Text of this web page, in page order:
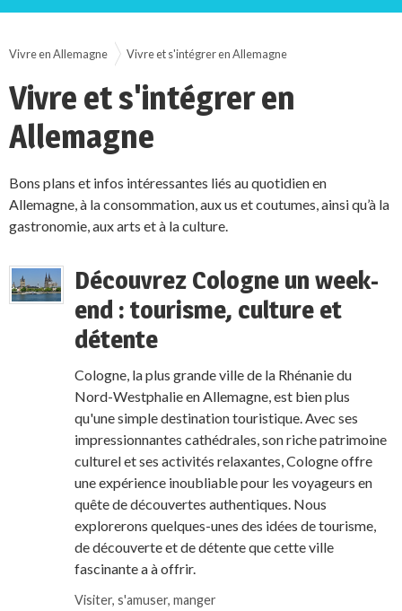
Vivre en Allemagne Vivre et s'intégrer en Allemagne
Vivre et s'intégrer en
Allemagne
Bons plans et infos intéressantes liés au quotidien en
Allemagne, à la consommation, aux us et coutumes, ainsi qu’à la
gastronomie, aux arts et à la culture.
Découvrez Cologne un week-
end : tourisme, culture et
détente
Cologne, la plus grande ville de la Rhénanie du
Nord-Westphalie en Allemagne, est bien plus
qu'une simple destination touristique. Avec ses
impressionnantes cathédrales, son riche patrimoine
culturel et ses activités relaxantes, Cologne offre
une expérience inoubliable pour les voyageurs en
quête de découvertes authentiques. Nous
explorerons quelques-unes des idées de tourisme,
de découverte et de détente que cette ville
fascinante a à offrir.
Visiter, s'amuser, manger